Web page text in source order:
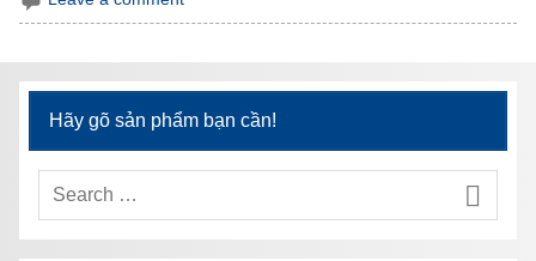
Hãy gõ sản phẩm bạn cần!